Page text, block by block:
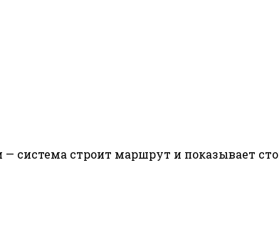
— система строит маршрут и показывает